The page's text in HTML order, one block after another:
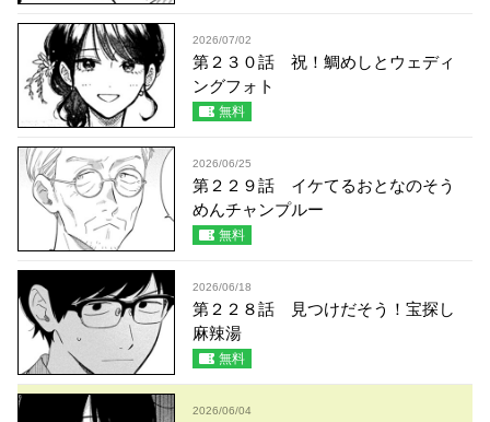
2026/07/02
第２３０話 祝！鯛めしとウェディ
ングフォト
無料
2026/06/25
第２２９話 イケてるおとなのそう
めんチャンプルー
無料
2026/06/18
第２２８話 見つけだそう！宝探し
麻辣湯
無料
2026/06/04